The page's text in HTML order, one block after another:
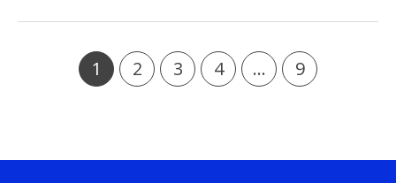
1 2 3 4 ... 9